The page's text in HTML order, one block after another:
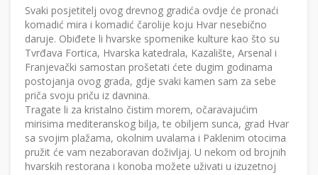
Svaki posjetitelj ovog drevnog gradića ovdje će pronaći
komadić mira i komadić čarolije koju Hvar nesebično
daruje. Obiđete li hvarske spomenike kulture kao što su
Tvrđava Fortica, Hvarska katedrala, Kazalište, Arsenal i
Franjevački samostan prošetati ćete dugim godinama
postojanja ovog grada, gdje svaki kamen sam za sebe
priča svoju priču iz davnina.
Tragate li za kristalno čistim morem, očaravajućim
mirisima mediteranskog bilja, te obiljem sunca, grad Hvar
sa svojim plažama, okolnim uvalama i Paklenim otocima
pružit će vam nezaboravan doživljaj. U nekom od brojnih
hvarskih restorana i konoba možete uživati u izuzetnoj